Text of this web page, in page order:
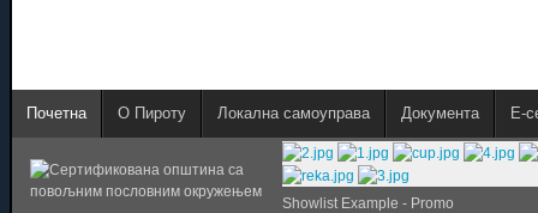
Почетна О Пироту Локална самоуправа Документа E-
Showlist Example - Promo